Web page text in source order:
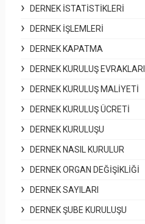
DERNEK İSTATISTIKLERI
DERNEK İŞLEMLERI
DERNEK KAPATMA
DERNEK KURULUŞ EVRAKLARI
DERNEK KURULUŞ MALIYETI
DERNEK KURULUŞ ÜCRETI
DERNEK KURULUŞU
DERNEK NASIL KURULUR
DERNEK ORGAN DEĞIŞIKLIĞI
DERNEK SAYILARI
DERNEK ŞUBE KURULUŞU